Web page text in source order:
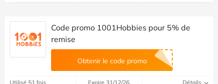
Code promo 1001Hobbies pour 5% de
remise
Obtenir le code promo
Utilisé 51 fois Expire 31/12/26 Détails